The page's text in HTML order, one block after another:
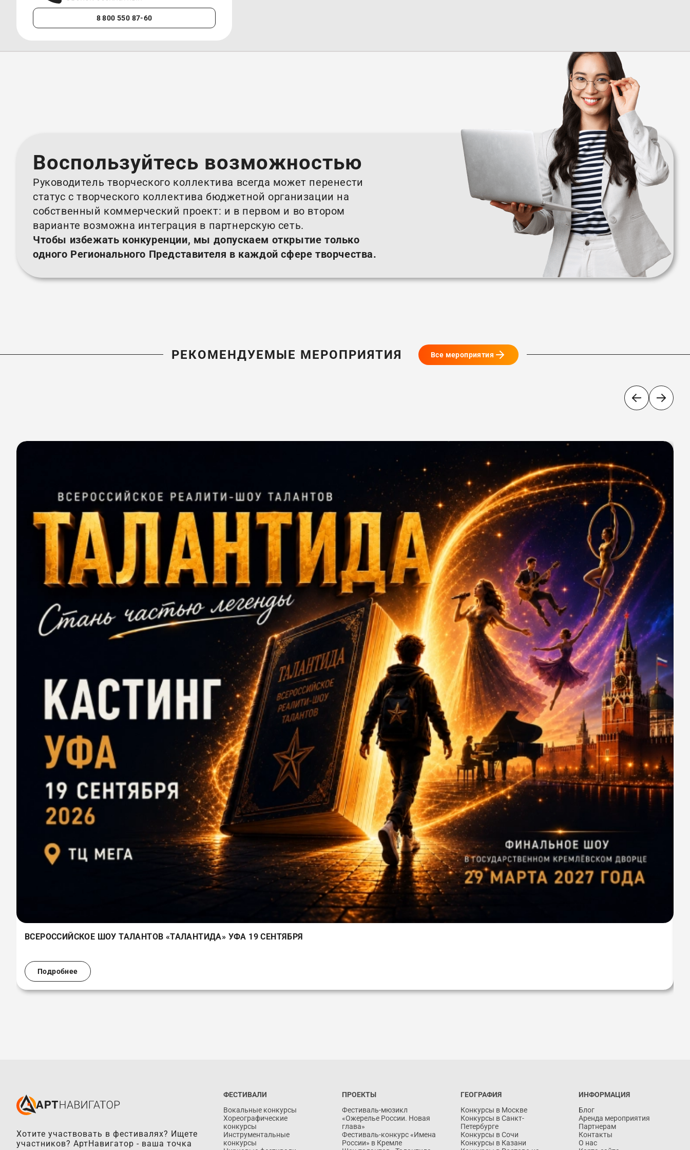
8 800 550 87-60
Воспользуйтесь возможностью
Руководитель творческого коллектива всегда может перенести
статус с творческого коллектива бюджетной организации на
собственный коммерческий проект: и в первом и во втором
варианте возможна интеграция в партнерскую сеть.
Чтобы избежать конкуренции, мы допускаем открытие только
одного Регионального Представителя в каждой сфере творчества.
РЕКОМЕНДУЕМЫЕ МЕРОПРИЯТИЯ Все мероприятия
ВСЕРОССИЙСКОЕ ШОУ ТАЛАНТОВ «ТАЛАНТИДА» УФА 19 СЕНТЯБРЯ
Подробнее
Хотите участвовать в фестивалях? Ищете
участников? АртНавигатор - ваша точка
ФЕСТИВАЛИ
Вокальные конкурсы
Хореографические
конкурсы
Инструментальные
конкурсы
ПРОЕКТЫ
Фестиваль-мюзикл
«Ожерелье России. Новая
глава»
Фестиваль-конкурс «Имена
России» в Кремле
ГЕОГРАФИЯ
Конкурсы в Москве
Конкурсы в Санкт-
Петербурге
Конкурсы в Сочи
Конкурсы в Казани
ИНФОРМАЦИЯ
Блог
Аренда мероприятия
Партнерам
Контакты
О нас